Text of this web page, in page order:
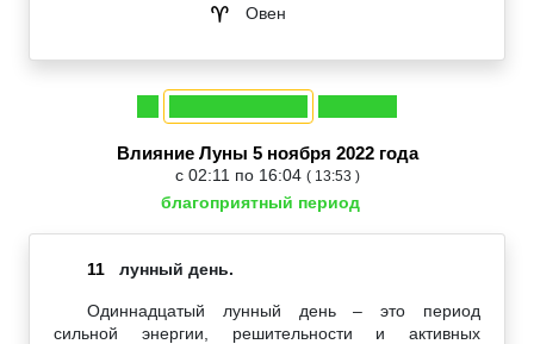
♈ Овен
Влияние Луны 5 ноября 2022 года
с 02:11 по 16:04 ( 13:53 )
благоприятный период
11 лунный день.
Одиннадцатый лунный день – это период
сильной энергии, решительности и активных